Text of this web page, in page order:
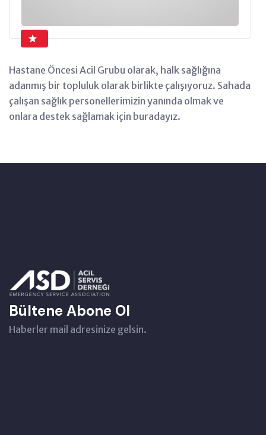
Hastane Öncesi Acil Grubu olarak, halk sağlığına
adanmış bir topluluk olarak birlikte çalışıyoruz. Sahada
çalışan sağlık personellerimizin yanında olmak ve
onlara destek sağlamak için buradayız.
Bültene Abone Ol
Haberler mail adresinize gelsin.